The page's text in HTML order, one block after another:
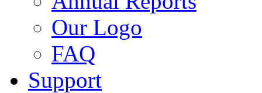
Our Logo
FAQ
Support